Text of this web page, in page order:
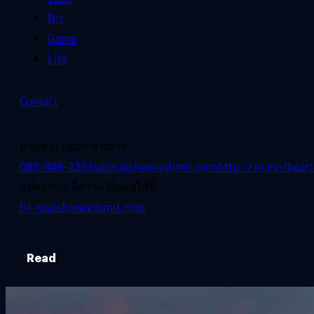
Biz
Game
Life
Contact
ฝ่ายขาย และการตลาด
085-848-2253sales@shownolimit.comhttp://m.me/
สมัครงาน/ฝึกงาน ติดต่อได้ที่
hr-ga@shownolimit.com
Read